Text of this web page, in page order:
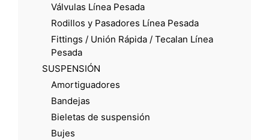
Válvulas Línea Pesada
Rodillos y Pasadores Línea Pesada
Fittings / Unión Rápida / Tecalan Línea
Pesada
SUSPENSIÓN
Amortiguadores
Bandejas
Bieletas de suspensión
Bujes